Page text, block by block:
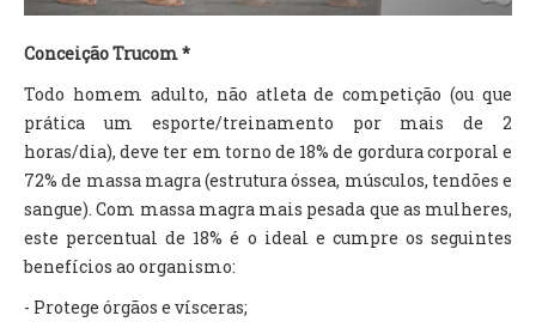
Conceição Trucom *
Todo homem adulto, não atleta de competição (ou que
prática um esporte/treinamento por mais de 2
horas/dia), deve ter em torno de 18% de gordura corporal e
72% de massa magra (estrutura óssea, músculos, tendões e
sangue). Com massa magra mais pesada que as mulheres,
este percentual de 18% é o ideal e cumpre os seguintes
benefícios ao organismo:
- Protege órgãos e vísceras;